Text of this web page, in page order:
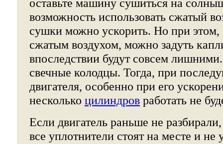
оставьте машину сушиться на
возможность использовать сжатый
сушки можно ускорить. Но при этом,
сжатым воздухом, можно задуть
впоследствии будут совсем
свечные колодцы. Тогда, при
двигателя, особенно при его
несколько цилиндров работать не
Если двигатель раньше не
все уплотнители стоят на месте и не